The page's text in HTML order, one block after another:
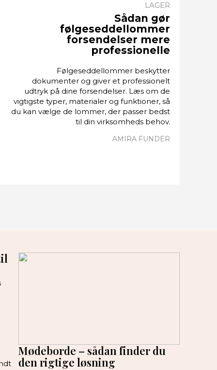
Sådan gør
følgeseddellommer
forsendelser mere
professionelle
LAGER
Følgeseddellommer beskytter
dokumenter og giver et professionelt
udtryk på dine forsendelser. Læs om de
vigtigste typer, materialer og funktioner, så
du kan vælge de lommer, der passer bedst
til din virksomheds behov.
AMIRA FUNDER
Mødeborde – sådan finder du
den rigtige løsning